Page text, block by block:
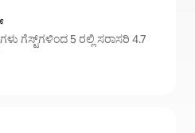
ಗೆಸ್ಟ್‌ಗಳಿಂದ 5 ರಲ್ಲಿ ಸರಾಸರಿ 4.7